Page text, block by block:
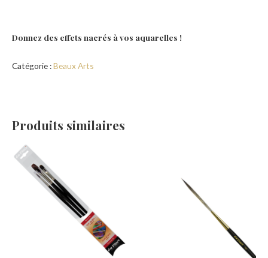
Donnez des effets nacrés à vos aquarelles !
Catégorie :Beaux Arts
Produits similaires